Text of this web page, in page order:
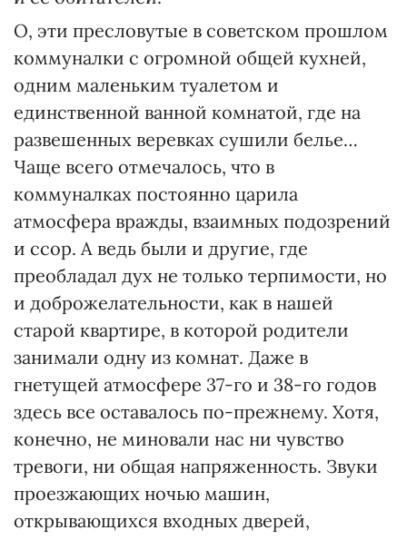
О, эти пресловутые в советском прошлом
коммуналки с огромной общей кухней,
одним маленьким туалетом и
единственной ванной комнатой, где на
развешенных веревках сушили белье…
Чаще всего отмечалось, что в
коммуналках постоянно царила
атмосфера вражды, взаимных подозрений
и ссор. А ведь были и другие, где
преобладал дух не только терпимости, но
и доброжелательности, как в нашей
старой квартире, в которой родители
занимали одну из комнат. Даже в
гнетущей атмосфере 37-го и 38-го годов
здесь все оставалось по-прежнему. Хотя,
конечно, не миновали нас ни чувство
тревоги, ни общая напряженность. Звуки
проезжающих ночью машин,
открывающихся входных дверей,